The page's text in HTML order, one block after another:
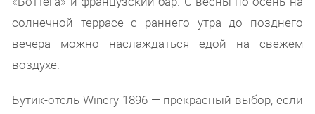
солнечной террасе с раннего утра до позднего
вечера можно наслаждаться едой на свежем
воздухе.
Бутик-отель Winery 1896 — прекрасный выбор, если